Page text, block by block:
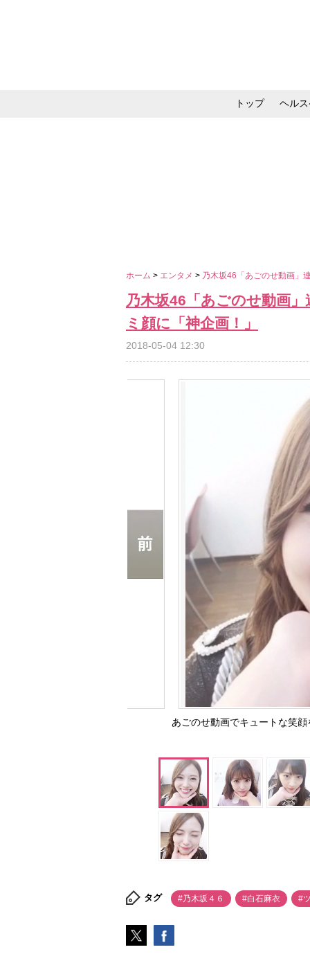
トップ ヘル
ホーム > エンタメ > 乃木坂46「あごのせ動画」
乃木坂46「あごのせ動画
ミ顔に「神企画！」
2018-05-04 12:30
あごのせ動画でキュートな笑
タグ #乃木坂４６ #白石麻衣 #